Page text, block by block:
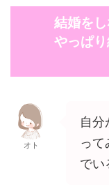
結婚を
やっぱ
オト
自分
って
でい